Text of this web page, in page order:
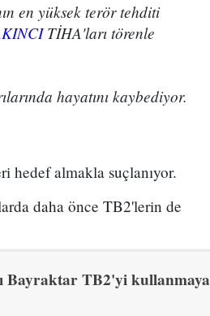
en yüksek terör tehditi
TİHA'ları törenle
hayatını kaybediyor.
hedef almakla suçlanıyor.
daha önce TB2'lerin de
Bayraktar TB2'yi kullanmaya